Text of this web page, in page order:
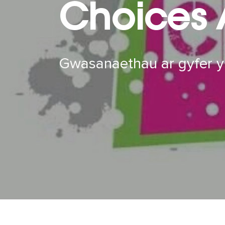
Choices
Gwasanaethau ar gyfer